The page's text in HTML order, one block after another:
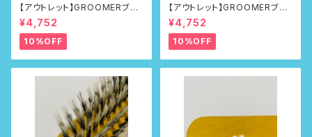
【アウトレット】GROOMERブラ
シNo.215
¥4,752
10%OFF
【アウトレット】GROOMERブラ
シNo.218
¥4,752
10%OFF